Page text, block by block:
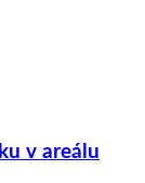
v areálu